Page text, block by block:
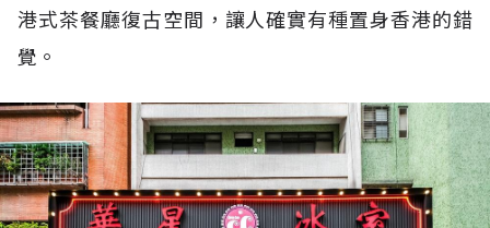
港式茶餐廳復古空間，讓人確實有種置身香港的錯
覺。